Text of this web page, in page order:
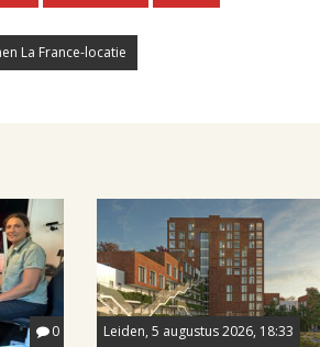
La France-locatie
0 Leiden, 5 augustus 2026, 18:33